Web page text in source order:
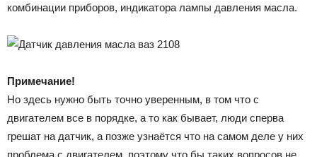
комбинации приборов, индикатора лампы давления масла.
Примечание!
Но здесь нужно быть точно уверенным, в том что с
двигателем все в порядке, а то как бывает, люди сперва
грешат на датчик, а позже узнаётся что на самом деле у них
проблема с двигателем, поэтому что бы таких вопросов не